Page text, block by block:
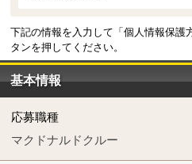
下記の情報を入力して「個人情報保護
タンを押してください。
基本情報
応募職種
マクドナルドクルー